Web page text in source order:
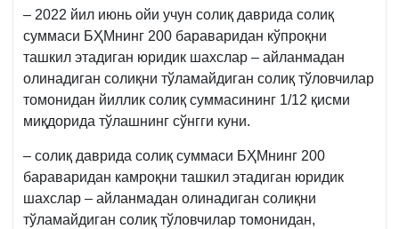
448-
м.
3-
қ.
– 2022 йил июнь ойи учун солиқ даврида солиқ
суммаси БҲМнинг 200 бараваридан кўпроқни
ташкил этадиган юридик шахслар – айланмадан
олинадиган солиқни тўламайдиган солиқ тўловчилар
томонидан йиллик солиқ суммасининг 1/12 қисми
миқдорида тўлашнинг сўнгги куни.
– солиқ даврида солиқ суммаси БҲМнинг 200
бараваридан камроқни ташкил этадиган юридик
шахслар – айланмадан олинадиган солиқни
тўламайдиган солиқ тўловчилар томонидан,